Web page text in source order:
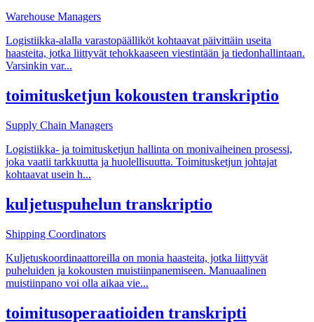
Warehouse Managers
Logistiikka-alalla varastopäälliköt kohtaavat päivittäin useita
haasteita, jotka liittyvät tehokkaaseen viestintään ja tiedonhallintaan.
Varsinkin var...
toimitusketjun kokousten transkriptio
Supply Chain Managers
Logistiikka- ja toimitusketjun hallinta on monivaiheinen prosessi,
joka vaatii tarkkuutta ja huolellisuutta. Toimitusketjun johtajat
kohtaavat usein h...
kuljetuspuhelun transkriptio
Shipping Coordinators
Kuljetuskoordinaattoreilla on monia haasteita, jotka liittyvät
puheluiden ja kokousten muistiinpanemiseen. Manuaalinen
muistiinpano voi olla aikaa vie...
toimitusoperaatioiden transkripti